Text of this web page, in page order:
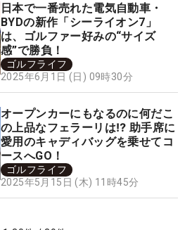
日本で一番売れた電気自動車・
BYDの新作「シーライオン7」
は、ゴルファー好みの“サイズ
感”で勝負！
ゴルフライフ
2025年6月1日 (日) 09時30分
オープンカーにもなるのに何だこ
の上品なフェラーリは⁉ 助手席に
愛用のキャディバッグを乗せてコ
ースへGO！
ゴルフライフ
2025年5月15日 (木) 11時45分